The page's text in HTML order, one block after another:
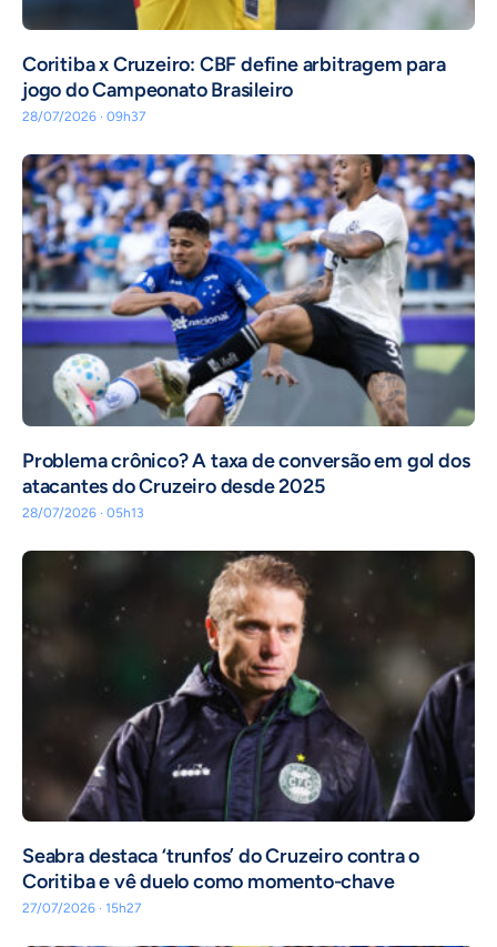
Coritiba x Cruzeiro: CBF define arbitragem para
jogo do Campeonato Brasileiro
28/07/2026 · 09h37
Problema crônico? A taxa de conversão em gol dos
atacantes do Cruzeiro desde 2025
28/07/2026 · 05h13
Seabra destaca ‘trunfos’ do Cruzeiro contra o
Coritiba e vê duelo como momento-chave
27/07/2026 · 15h27